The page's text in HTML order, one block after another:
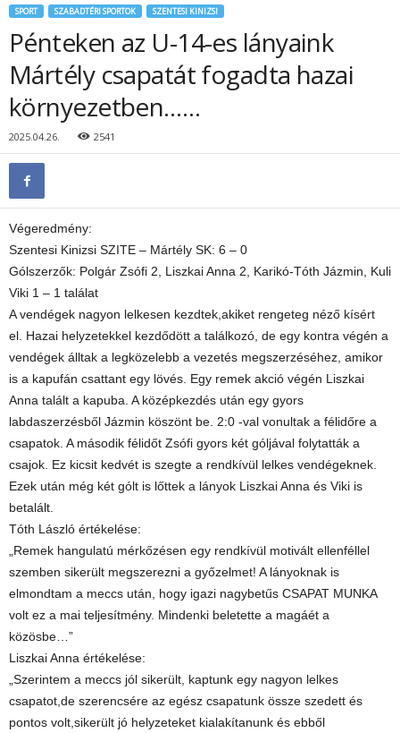
SPORT SZABADTÉRI SPORTOK SZENTESI KINIZSI
Pénteken az U-14-es lányaink
Mártély csapatát fogadta hazai
környezetben……
2025.04.26. 2541
Végeredmény:
Szentesi Kinizsi SZITE – Mártély SK: 6 – 0
Gólszerzők: Polgár Zsófi 2, Liszkai Anna 2, Karikó-Tóth Jázmin, Kuli
Viki 1 – 1 találat
A vendégek nagyon lelkesen kezdtek,akiket rengeteg néző kísért
el. Hazai helyzetekkel kezdődött a találkozó, de egy kontra végén a
vendégek álltak a legközelebb a vezetés megszerzéséhez, amikor
is a kapufán csattant egy lövés. Egy remek akció végén Liszkai
Anna talált a kapuba. A középkezdés után egy gyors
labdaszerzésből Jázmin köszönt be. 2:0 -val vonultak a félidőre a
csapatok. A második félidőt Zsófi gyors két góljával folytatták a
csajok. Ez kicsit kedvét is szegte a rendkívül lelkes vendégeknek.
Ezek után még két gólt is lőttek a lányok Liszkai Anna és Viki is
betalált.
Tóth László értékelése:
„Remek hangulatú mérkőzésen egy rendkívül motivált ellenféllel
szemben sikerült megszerezni a győzelmet! A lányoknak is
elmondtam a meccs után, hogy igazi nagybetűs CSAPAT MUNKA
volt ez a mai teljesítmény. Mindenki beletette a magáét a
közösbe…”
Liszkai Anna értékelése:
„Szerintem a meccs jól sikerült, kaptunk egy nagyon lelkes
csapatot,de szerencsére az egész csapatunk össze szedett és
pontos volt,sikerült jó helyzeteket kialakítanunk és ebből